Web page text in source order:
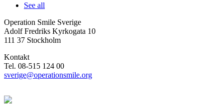
See all
Operation Smile Sverige
Adolf Fredriks Kyrkogata 10
111 37 Stockholm
Kontakt
Tel. 08-515 124 00
sverige@operationsmile.org